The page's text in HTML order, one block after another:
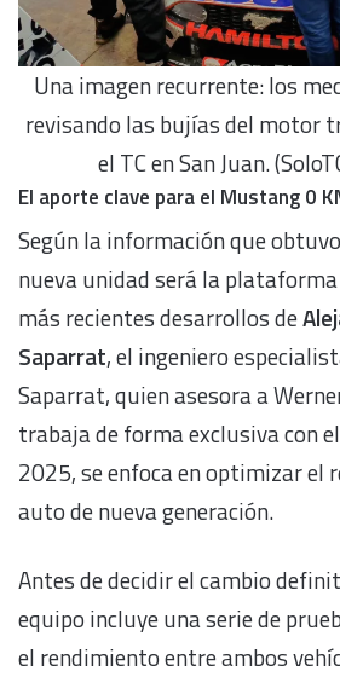
Una imagen recurrente: los
revisando las bujías del motor
el TC en San Juan.
El aporte clave para el Mustang 0
Según la información que obtuvo
nueva unidad será la
más recientes desarrollos de
Saparrat, el ingeniero
Saparrat, quien asesora a
trabaja de forma exclusiva con
2025, se enfoca en optimizar el
auto de nueva generación.
Antes de decidir el cambio
equipo incluye una serie de
el rendimiento entre ambos